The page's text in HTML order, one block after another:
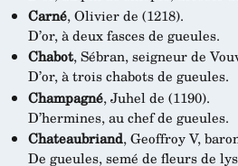
Carné, Olivier de (1218).
D’or, à deux fasces de gueules.
Chabot, Sébran, seigneur de
D’or, à trois chabots de gueules.
Champagné, Juhel de (1190).
D’hermines, au chef de gueules.
Chateaubriand, Geoffroy V,
De gueules, semé de fleurs de lys